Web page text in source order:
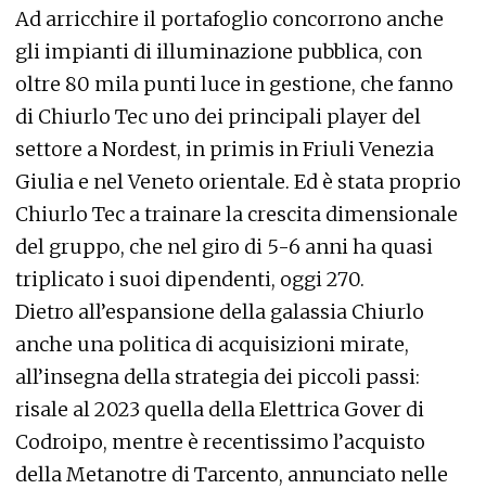
Ad arricchire il portafoglio concorrono anche
gli impianti di illuminazione pubblica, con
oltre 80 mila punti luce in gestione, che fanno
di Chiurlo Tec uno dei principali player del
settore a Nordest, in primis in Friuli Venezia
Giulia e nel Veneto orientale. Ed è stata proprio
Chiurlo Tec a trainare la crescita dimensionale
del gruppo, che nel giro di 5-6 anni ha quasi
triplicato i suoi dipendenti, oggi 270.
Dietro all’espansione della galassia Chiurlo
anche una politica di acquisizioni mirate,
all’insegna della strategia dei piccoli passi:
risale al 2023 quella della Elettrica Gover di
Codroipo, mentre è recentissimo l’acquisto
della Metanotre di Tarcento, annunciato nelle